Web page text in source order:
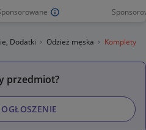
Dodatki Odzież męska Komplety
przedmiot?